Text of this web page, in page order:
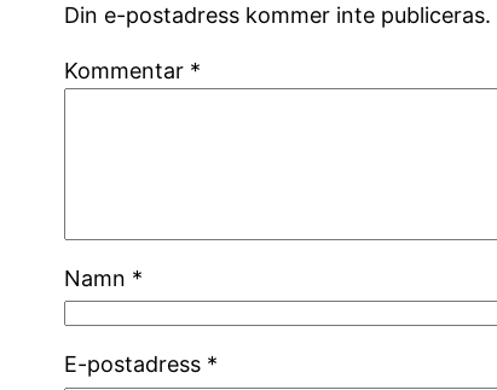
Din e-postadress kommer inte publiceras.
Kommentar *
Namn *
E-postadress *